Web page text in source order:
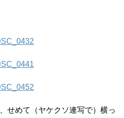
せめて（ヤケクソ連写で）横っ